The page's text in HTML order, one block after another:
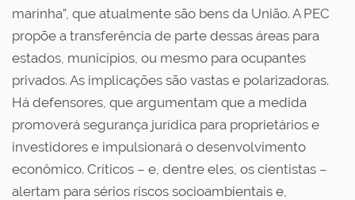
marinha”, que atualmente são bens da União. A PEC
propõe a transferência de parte dessas áreas para
estados, municípios, ou mesmo para ocupantes
privados. As implicações são vastas e polarizadoras.
Há defensores, que argumentam que a medida
promoverá segurança jurídica para proprietários e
investidores e impulsionará o desenvolvimento
econômico. Críticos – e, dentre eles, os cientistas –
alertam para sérios riscos socioambientais e,